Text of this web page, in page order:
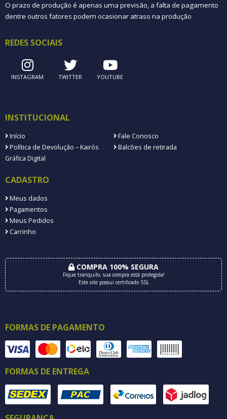
O prazo de produção é apenas uma previsão, a falta de pagamento
dentre outros fatores podem ocasionar atraso na produção
REDES SOCIAIS
INSTAGRAM TWITTER YOUTUBE
INSTITUCIONAL
Início
Fale Conosco
Política de Devolução – Kairós
Gráfica Digital
Balcões de retirada
CADASTRO
Meus dados
Pagamentos
Meus Pedidos
Carrinho
COMPRA 100% SEGURA
Fique tranquilo, sua compra está protegida!
Este site possui certificado SSL
FORMAS DE PAGAMENTO
FORMAS DE ENTREGA